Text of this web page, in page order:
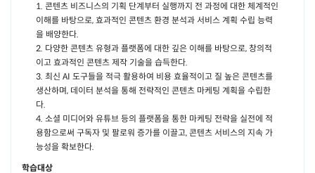
1. 콘텐츠 비즈니스의 기획 단계부터 실행까지 전 과정에 대한 체계적인
이해를 바탕으로, 효과적인 콘텐츠 환경 분석과 서비스 계획 수립 능력
을 배양한다.
2. 다양한 콘텐츠 유형과 플랫폼에 대한 깊은 이해를 바탕으로, 창의적
이고 효과적인 콘텐츠 제작 기술을 습득한다.
3. 최신 AI 도구들을 적극 활용하여 비용 효율적이고 질 높은 콘텐츠를
생산하며, 데이터 분석을 통해 전략적인 콘텐츠 마케팅 계획을 수립한
다.
4. 소셜 미디어와 유튜브 등의 플랫폼을 통한 마케팅 전략을 실전에 적
용함으로써 구독자 및 팔로워 증가를 이끌고, 콘텐츠 서비스의 지속 가
능성을 확보한다.
학습대상